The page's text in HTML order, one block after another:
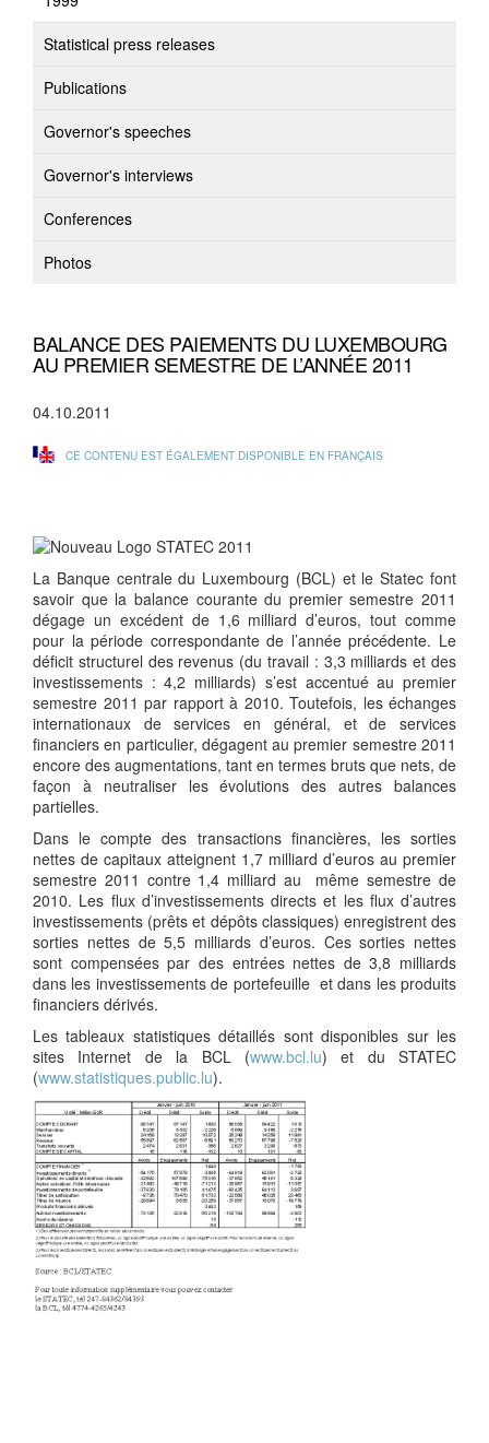
Statistical press releases
Publications
Governor's speeches
Governor's interviews
Conferences
Photos
BALANCE DES PAIEMENTS DU LUXEMBOURG
AU PREMIER SEMESTRE DE L’ANNÉE 2011
04.10.2011
CE CONTENU EST ÉGALEMENT DISPONIBLE EN FRANÇAIS
La Banque centrale du Luxembourg (BCL) et le Statec font
savoir que la balance courante du premier semestre 2011
dégage un excédent de 1,6 milliard d’euros, tout comme
pour la période correspondante de l’année précédente. Le
déficit structurel des revenus (du travail : 3,3 milliards et des
investissements : 4,2 milliards) s’est accentué au premier
semestre 2011 par rapport à 2010. Toutefois, les échanges
internationaux de services en général, et de services
financiers en particulier, dégagent au premier semestre 2011
encore des augmentations, tant en termes bruts que nets, de
façon à neutraliser les évolutions des autres balances
partielles.
Dans le compte des transactions financières, les sorties
nettes de capitaux atteignent 1,7 milliard d’euros au premier
semestre 2011 contre 1,4 milliard au même semestre de
2010. Les flux d’investissements directs et les flux d’autres
investissements (prêts et dépôts classiques) enregistrent des
sorties nettes de 5,5 milliards d’euros. Ces sorties nettes
sont compensées par des entrées nettes de 3,8 milliards
dans les investissements de portefeuille et dans les produits
financiers dérivés.
Les tableaux statistiques détaillés sont disponibles sur les
sites Internet de la BCL (www.bcl.lu) et du STATEC
(www.statistiques.public.lu).